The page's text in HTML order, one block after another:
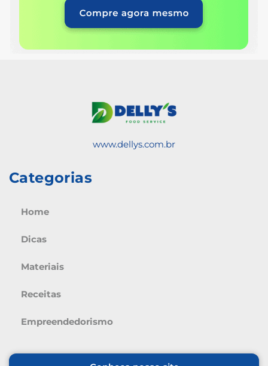
www.dellys.com.br
Categorias
Home
Dicas
Materiais
Receitas
Empreendedorismo